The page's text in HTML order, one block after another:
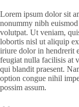
Lorem ipsum dolor sit
nonummy nibh
volutpat. Ut veniam,
lobortis nisl ut aliquip
iriure dolor in hendrerit
feugiat nulla facilisis at
qui blandit praesent.
option congue nihil
possim assum.